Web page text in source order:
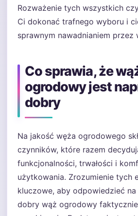
Rozważenie tych wszystkich
Ci dokonać trafnego wyboru i
sprawnym nawadnianiem przez
Co sprawia, że
ogrodowy jest
dobry
Na jakość węża ogrodowego
czynników, które razem
funkcjonalności, trwałości i
użytkowania. Zrozumienie tych
kluczowe, aby odpowiedzieć
dobry wąż ogrodowy faktycznie